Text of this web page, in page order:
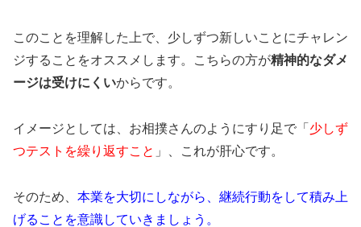
このことを理解した上で、少しずつ新しいことにチャレン
ジすることをオススメします。こちらの方が精神的なダメ
ージは受けにくいからです。
イメージとしては、​お相撲さんのようにすり足で「 少しず
つテストを繰り返すこと 」、これが肝心です。
そのため、 本業を大切にしながら、継続行動をして積み上
げることを意識していきましょう。